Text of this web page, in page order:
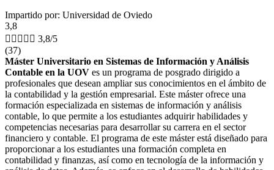
Impartido por: Universidad de Oviedo
3,8
     3,8/5
(37)
Máster Universitario en Sistemas de Información y Análisis
Contable en la UOV es un programa de posgrado dirigido a
profesionales que desean ampliar sus conocimientos en el ámbito de
la contabilidad y la gestión empresarial. Este máster ofrece una
formación especializada en sistemas de información y análisis
contable, lo que permite a los estudiantes adquirir habilidades y
competencias necesarias para desarrollar su carrera en el sector
financiero y contable. El programa de este máster está diseñado para
proporcionar a los estudiantes una formación completa en
contabilidad y finanzas, así como en tecnología de la información y